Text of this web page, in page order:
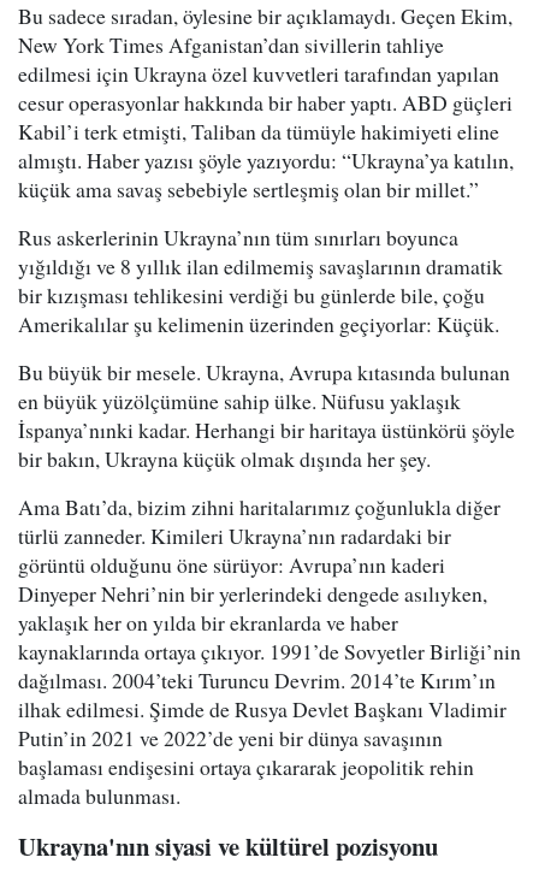
Bu sadece sıradan, öylesine bir açıklamaydı. Geçen Ekim,
New York Times Afganistan’dan sivillerin tahliye
edilmesi için Ukrayna özel kuvvetleri tarafından yapılan
cesur operasyonlar hakkında bir haber yaptı. ABD güçleri
Kabil’i terk etmişti, Taliban da tümüyle hakimiyeti eline
almıştı. Haber yazısı şöyle yazıyordu: “Ukrayna’ya katılın,
küçük ama savaş sebebiyle sertleşmiş olan bir millet.”
Rus askerlerinin Ukrayna’nın tüm sınırları boyunca
yığıldığı ve 8 yıllık ilan edilmemiş savaşlarının dramatik
bir kızışması tehlikesini verdiği bu günlerde bile, çoğu
Amerikalılar şu kelimenin üzerinden geçiyorlar: Küçük.
Bu büyük bir mesele. Ukrayna, Avrupa kıtasında bulunan
en büyük yüzölçümüne sahip ülke. Nüfusu yaklaşık
İspanya’nınki kadar. Herhangi bir haritaya üstünkörü şöyle
bir bakın, Ukrayna küçük olmak dışında her şey.
Ama Batı’da, bizim zihni haritalarımız çoğunlukla diğer
türlü zanneder. Kimileri Ukrayna’nın radardaki bir
görüntü olduğunu öne sürüyor: Avrupa’nın kaderi
Dinyeper Nehri’nin bir yerlerindeki dengede asılıyken,
yaklaşık her on yılda bir ekranlarda ve haber
kaynaklarında ortaya çıkıyor. 1991’de Sovyetler Birliği’nin
dağılması. 2004’teki Turuncu Devrim. 2014’te Kırım’ın
ilhak edilmesi. Şimde de Rusya Devlet Başkanı Vladimir
Putin’in 2021 ve 2022’de yeni bir dünya savaşının
başlaması endişesini ortaya çıkararak jeopolitik rehin
almada bulunması.
Ukrayna'nın siyasi ve kültürel pozisyonu